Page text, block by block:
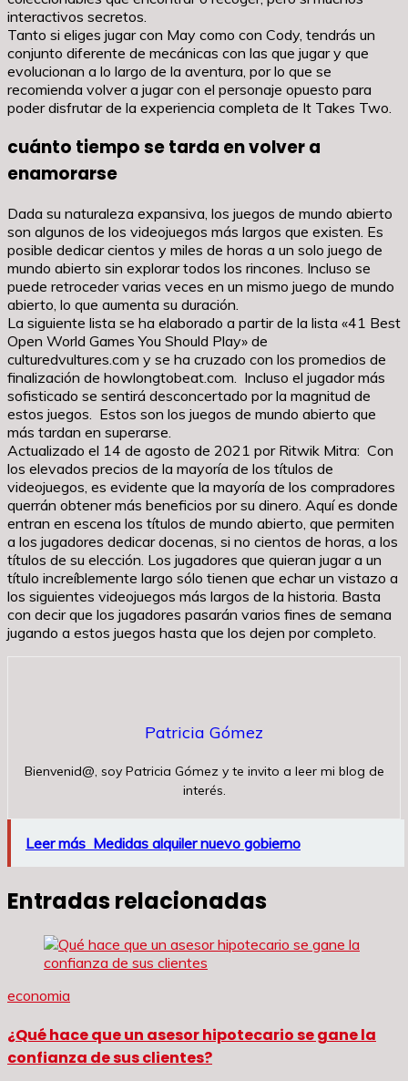
interactivos secretos.
Tanto si eliges jugar con May como con Cody, tendrás un
conjunto diferente de mecánicas con las que jugar y que
evolucionan a lo largo de la aventura, por lo que se
recomienda volver a jugar con el personaje opuesto para
poder disfrutar de la experiencia completa de It Takes Two.
cuánto tiempo se tarda en volver a
enamorarse
Dada su naturaleza expansiva, los juegos de mundo abierto
son algunos de los videojuegos más largos que existen. Es
posible dedicar cientos y miles de horas a un solo juego de
mundo abierto sin explorar todos los rincones. Incluso se
puede retroceder varias veces en un mismo juego de mundo
abierto, lo que aumenta su duración.
La siguiente lista se ha elaborado a partir de la lista «41 Best
Open World Games You Should Play» de
culturedvultures.com y se ha cruzado con los promedios de
finalización de howlongtobeat.com. Incluso el jugador más
sofisticado se sentirá desconcertado por la magnitud de
estos juegos. Estos son los juegos de mundo abierto que
más tardan en superarse.
Actualizado el 14 de agosto de 2021 por Ritwik Mitra: Con
los elevados precios de la mayoría de los títulos de
videojuegos, es evidente que la mayoría de los compradores
querrán obtener más beneficios por su dinero. Aquí es donde
entran en escena los títulos de mundo abierto, que permiten
a los jugadores dedicar docenas, si no cientos de horas, a los
títulos de su elección. Los jugadores que quieran jugar a un
título increíblemente largo sólo tienen que echar un vistazo a
los siguientes videojuegos más largos de la historia. Basta
con decir que los jugadores pasarán varios fines de semana
jugando a estos juegos hasta que los dejen por completo.
Patricia Gómez
Bienvenid@, soy Patricia Gómez y te invito a leer mi blog de
interés.
Leer más Medidas alquiler nuevo gobierno
Entradas relacionadas
economia
¿Qué hace que un asesor hipotecario se gane la
confianza de sus clientes?